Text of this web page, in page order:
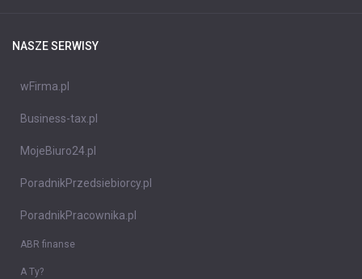
NASZE SERWISY
wFirma.pl
Business-tax.pl
MojeBiuro24.pl
PoradnikPrzedsiebiorcy.pl
PoradnikPracownika.pl
ABR finanse
A Ty?